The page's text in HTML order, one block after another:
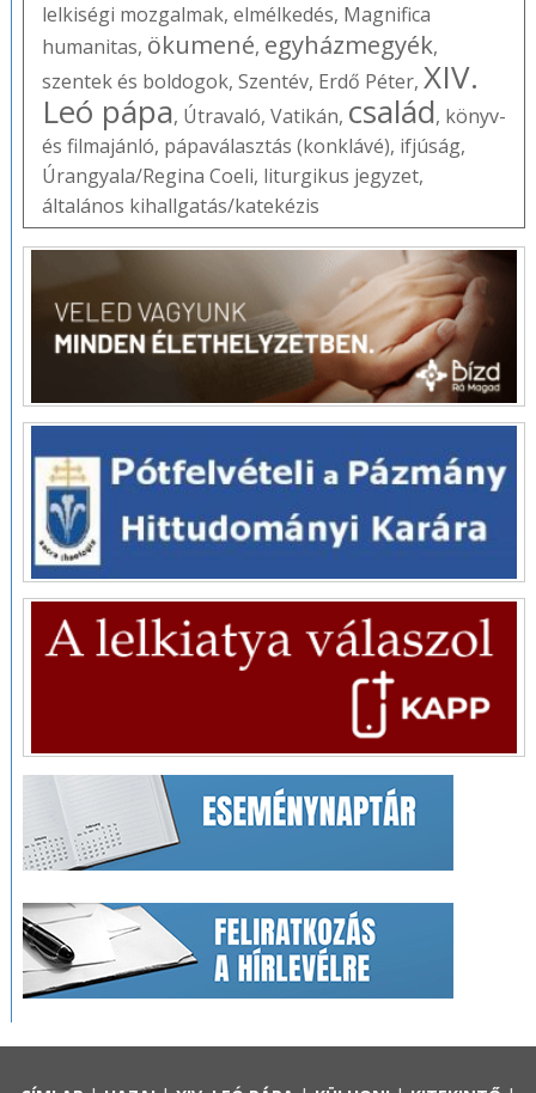
lelkiségi mozgalmak, elmélkedés, Magnifica
humanitas, ökumené, egyházmegyék,
szentek és boldogok, Szentév, Erdő Péter, XIV.
Leó pápa, Útravaló, Vatikán, család, könyv-
és filmajánló, pápaválasztás (konklávé), ifjúság,
Úrangyala/Regina Coeli, liturgikus jegyzet,
általános kihallgatás/katekézis